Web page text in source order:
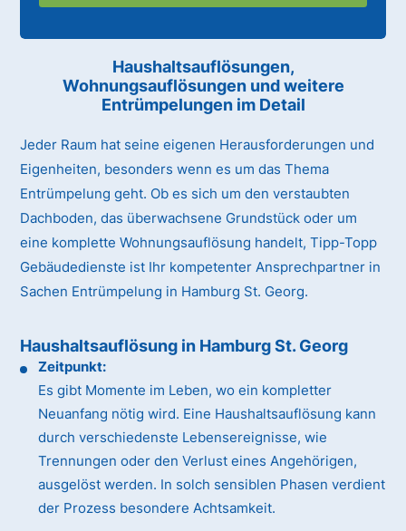
Haushaltsauflösungen,
Wohnungsauflösungen und weitere
Entrümpelungen im Detail
Jeder Raum hat seine eigenen Herausforderungen und
Eigenheiten, besonders wenn es um das Thema
Entrümpelung geht. Ob es sich um den verstaubten
Dachboden, das überwachsene Grundstück oder um
eine komplette Wohnungsauflösung handelt, Tipp-Topp
Gebäudedienste ist Ihr kompetenter Ansprechpartner in
Sachen Entrümpelung in Hamburg St. Georg.
Haushaltsauflösung in Hamburg St. Georg
Zeitpunkt:
Es gibt Momente im Leben, wo ein kompletter
Neuanfang nötig wird. Eine Haushaltsauflösung kann
durch verschiedenste Lebensereignisse, wie
Trennungen oder den Verlust eines Angehörigen,
ausgelöst werden. In solch sensiblen Phasen verdient
der Prozess besondere Achtsamkeit.